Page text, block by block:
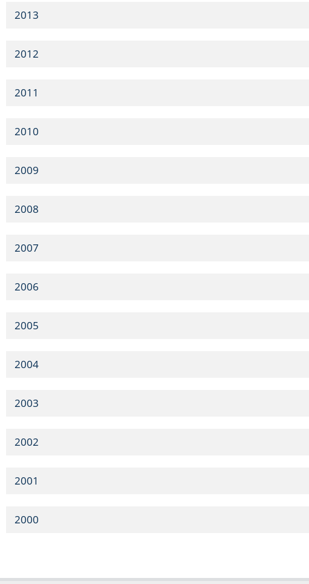
2013
2012
2011
2010
2009
2008
2007
2006
2005
2004
2003
2002
2001
2000